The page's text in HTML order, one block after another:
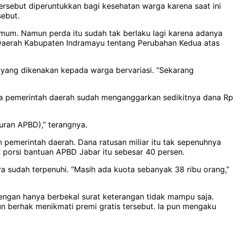
diperuntukkan bagi kesehatan warga karena saat ini
Namun perda itu sudah tak berlaku lagi karena adanya
Kabupaten Indramayu tentang Perubahan Kedua atas
dikenakan kepada warga bervariasi. “Sekarang
daerah sudah menganggarkan sedikitnya dana Rp
APBD),’’ terangnya.
daerah. Dana ratusan miliar itu tak sepenuhnya
bantuan APBD Jabar itu sebesar 40 persen.
terpenuhi. “Masih ada kuota sebanyak 38 ribu orang,”
hanya berbekal surat keterangan tidak mampu saja.
berhak menikmati premi gratis tersebut. Ia pun mengaku